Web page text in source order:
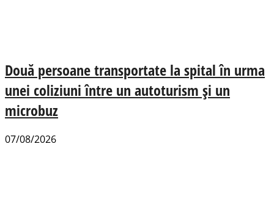
Două persoane transportate la spital în urma
unei coliziuni între un autoturism și un
microbuz
07/08/2026